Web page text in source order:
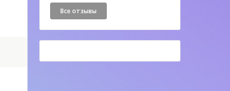
Все отзывы